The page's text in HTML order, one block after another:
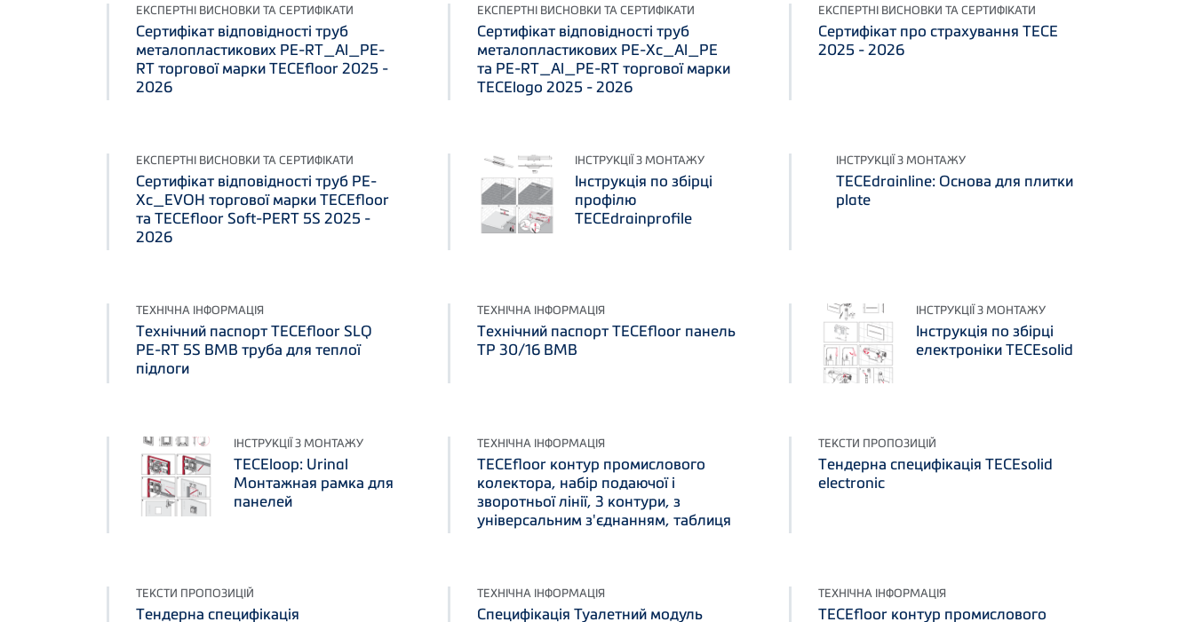
ЕКСПЕРТНІ ВИСНОВКИ ТА СЕРТИФІКАТИ
Сертифікат відповідності труб
металопластикових PE-RT_Al_PE-
RT торгової марки TECEfloor 2025 -
2026
ЕКСПЕРТНІ ВИСНОВКИ ТА СЕРТИФІКАТИ
Сертифікат відповідності труб
металопластикових PE-Xc_Al_PE
та PE-RT_Al_PE-RT торгової марки
TECElogo 2025 - 2026
ЕКСПЕРТНІ ВИСНОВКИ ТА СЕРТИФІКАТИ
Сертифікат про страхування ТЕСЕ
2025 - 2026
ЕКСПЕРТНІ ВИСНОВКИ ТА СЕРТИФІКАТИ
Сертифікат відповідності труб PE-
Xc_EVOH торгової марки TECEfloor
та TECEfloor Soft-PERT 5S 2025 -
2026
ІНСТРУКЦІЇ З МОНТАЖУ
Інструкція по збірці
профілю
TECEdrainprofile
ІНСТРУКЦІЇ З МОНТАЖУ
TECEdrainline: Основа для плитки
plate
ТЕХНІЧНА ІНФОРМАЦІЯ
Технічний паспорт TECEfloor SLQ
PE-RT 5S BMB труба для теплої
підлоги
ТЕХНІЧНА ІНФОРМАЦІЯ
Технічний паспорт TECEfloor панель
TP 30/16 BMB
ІНСТРУКЦІЇ З МОНТАЖУ
Інструкція по збірці
електроніки TECEsolid
ІНСТРУКЦІЇ З МОНТАЖУ
TECEloop: Urinal
Монтажная рамка для
панелей
ТЕХНІЧНА ІНФОРМАЦІЯ
TECEfloor контур промислового
колектора, набір подаючої і
зворотньої лінії, 3 контури, з
універсальним з'єднанням, таблиця
ТЕКСТИ ПРОПОЗИЦІЙ
Тендерна специфікація TECEsolid
electronic
ТЕКСТИ ПРОПОЗИЦІЙ
Тендерна специфікація
ТЕХНІЧНА ІНФОРМАЦІЯ
Специфікація Туалетний модуль
ТЕХНІЧНА ІНФОРМАЦІЯ
TECEfloor контур промислового